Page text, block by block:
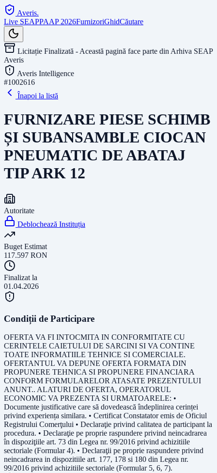
Averis.
Live SEAPPAAP 2026FurnizoriGhidCăutare
Licitație Finalizată - Această pagină face parte din Arhiva SEAP
Averis
Averis Intelligence
#1002616
Înapoi la listă
FURNIZARE PIESE SCHIMB
ȘI SUBANSAMBLE CIOCAN
PNEUMATIC DE ABATAJ
TIP ARK 12
Autoritate
Deblochează Instituția
Buget Estimat
117.597 RON
Finalizat la
01.04.2026
Condiții de Participare
OFERTA VA FI INTOCMITA IN CONFORMITATE CU
CERINTELE CAIETULUI DE SARCINI SI VA CONTINE
TOATE INFORMATIILE TEHNICE SI COMERCIALE.
OFERTANTUL VA DEPUNE OFERTA FORMATA DIN
PROPUNERE TEHNICA SI PROPUNERE FINANCIARA
CONFORM FORMULARELOR ATASATE PREZENTULUI
ANUNT.. ALATURI DE OFERTA, OPERATORUL
ECONOMIC VA PREZENTA SI URMATOARELE: •
Documente justificative care să dovedească îndeplinirea cerinței
privind experiența similara. • Certificat Constatator emis de Oficiul
Registrului Comerţului • Declaraţie privind calitatea de participant la
procedura. • Declaraţie pe proprie raspundere privind neincadrarea
în dispoziţiile art. 73 din Legea nr. 99/2016 privind achizitiile
sectoriale (Formular 4). • Declaraţii pe proprie raspundere privind
neincadrarea in dispozitiile art. 177, 178 si 180 din Legea nr.
99/2016 privind achizitiile sectoriale (Formular 5, 6, 7).